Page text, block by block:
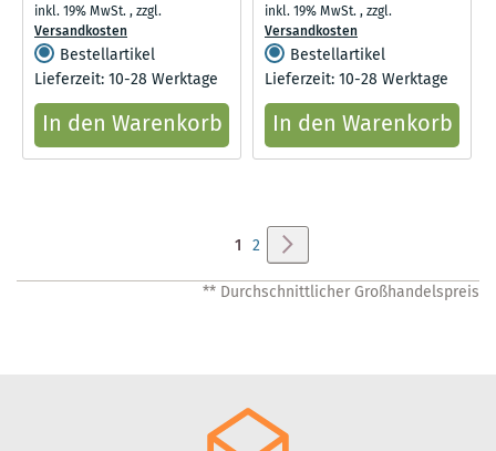
inkl. 19% MwSt.,zzgl.
Versandkosten
Bestellartikel
Lieferzeit: 10-28 Werktage
In den Warenkorb
inkl. 19% MwSt.,zzgl.
Versandkosten
Bestellartikel
Lieferzeit: 10-28 Werktage
In den Warenkorb
Sie
lesen
1 Seite
2
** Durchschnittlicher Großhandelspreis